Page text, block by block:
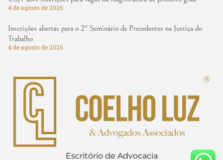
4 de agosto de 2026
Inscrições abertas para o 2º Seminário de Precedentes na Justiça do
Trabalho
4 de agosto de 2026
Escritório de Advocacia